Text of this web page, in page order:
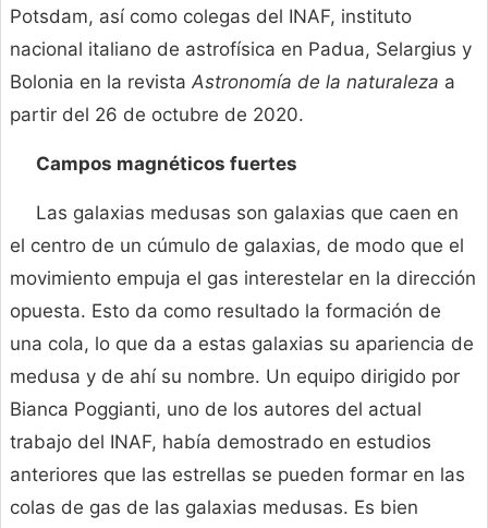
Potsdam, así como colegas del INAF, instituto
nacional italiano de astrofísica en Padua, Selargius y
Bolonia en la revista Astronomía de la naturaleza a
partir del 26 de octubre de 2020.
Campos magnéticos fuertes
Las galaxias medusas son galaxias que caen en
el centro de un cúmulo de galaxias, de modo que el
movimiento empuja el gas interestelar en la dirección
opuesta. Esto da como resultado la formación de
una cola, lo que da a estas galaxias su apariencia de
medusa y de ahí su nombre. Un equipo dirigido por
Bianca Poggianti, uno de los autores del actual
trabajo del INAF, había demostrado en estudios
anteriores que las estrellas se pueden formar en las
colas de gas de las galaxias medusas. Es bien